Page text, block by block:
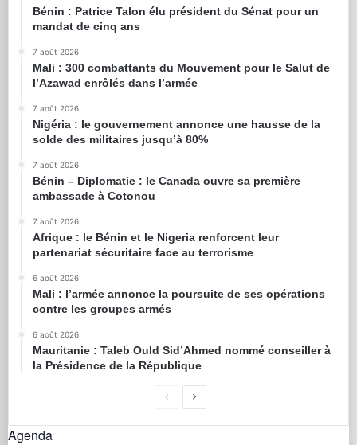
Bénin : Patrice Talon élu président du Sénat pour un
mandat de cinq ans
7 août 2026
Mali : 300 combattants du Mouvement pour le Salut de
l’Azawad enrôlés dans l’armée
7 août 2026
Nigéria : le gouvernement annonce une hausse de la
solde des militaires jusqu’à 80%
7 août 2026
Bénin – Diplomatie : le Canada ouvre sa première
ambassade à Cotonou
7 août 2026
Afrique : le Bénin et le Nigeria renforcent leur
partenariat sécuritaire face au terrorisme
6 août 2026
Mali : l’armée annonce la poursuite de ses opérations
contre les groupes armés
6 août 2026
Mauritanie : Taleb Ould Sid’Ahmed nommé conseiller à
la Présidence de la République
Agenda